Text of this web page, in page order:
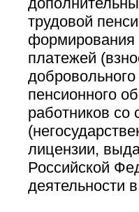
трудовой
формирования
платежей
добровольного
пенсионного
работников со
лицензии,
Российской
деятельности